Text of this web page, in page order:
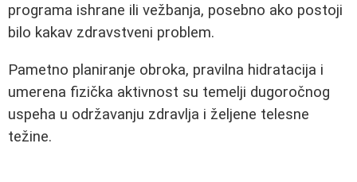
programa ishrane ili vežbanja, posebno ako postoji
bilo kakav zdravstveni problem.
Pametno planiranje obroka, pravilna hidratacija i
umerena fizička aktivnost su temelji dugoročnog
uspeha u održavanju zdravlja i željene telesne
težine.